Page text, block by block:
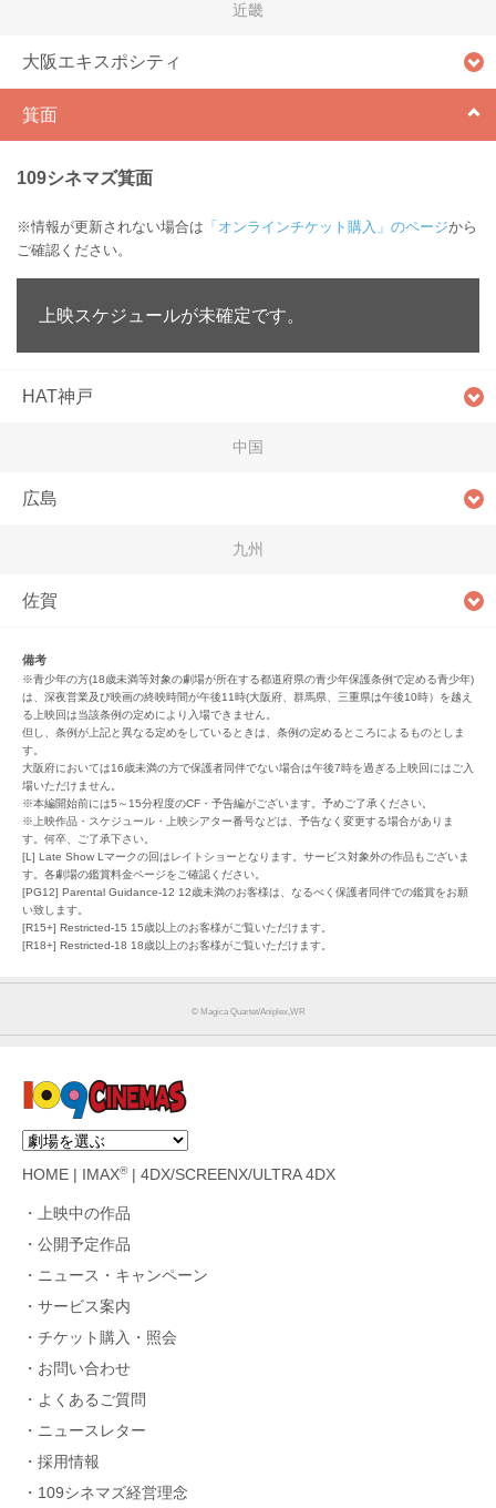
近畿
大阪エキスポシティ
箕面
109シネマズ箕面
※情報が更新されない場合は 「オンラインチケット購入」のページから
ご確認ください。
上映スケジュールが未確定です。
HAT神戸
中国
広島
九州
佐賀
備考
※青少年の方(18歳未満等対象の劇場が所在する都道府県の青少年保護条例で定める青少年)
は、深夜営業及び映画の終映時間が午後11時(大阪府、群馬県、三重県は午後10時）を越え
る上映回は当該条例の定めにより入場できません。
但し、条例が上記と異なる定めをしているときは、条例の定めるところによるものとしま
す。
大阪府においては16歳未満の方で保護者同伴でない場合は午後7時を過ぎる上映回にはご入
場いただけません。
※本編開始前には5～15分程度のCF・予告編がございます。予めご了承ください。
※上映作品・スケジュール・上映シアター番号などは、予告なく変更する場合がありま
す。何卒、ご了承下さい。
[L] Late Show Lマークの回はレイトショーとなります。サービス対象外の作品もございま
す。各劇場の鑑賞料金ページをご確認ください。
[PG12] Parental Guidance-12 12歳未満のお客様は、なるべく保護者同伴での鑑賞をお願
い致します。
[R15+] Restricted-15 15歳以上のお客様がご覧いただけます。
[R18+] Restricted-18 18歳以上のお客様がご覧いただけます。
© Magica Quartet/Aniplex,WR
HOME IMAX®| 4DX/SCREENX/ULTRA 4DX
上映中の作品
公開予定作品
ニュース・キャンペーン
サービス案内
チケット購入・照会
お問い合わせ
よくあるご質問
ニュースレター
採用情報
109シネマズ経営理念